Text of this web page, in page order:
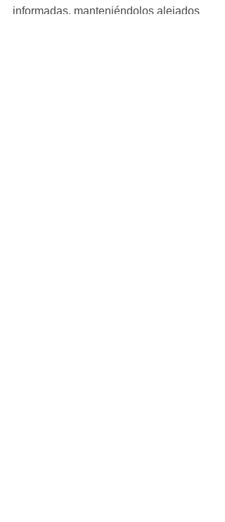
informadas, manteniéndolos alejados